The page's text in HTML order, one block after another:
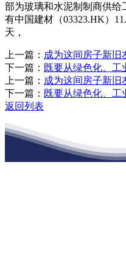
部为玻璃和水泥制制商供
有中国建材（03323.HK）
天，
上一篇： 成为这间房子新旧
下一篇： 既要从绿色化、工
上一篇： 成为这间房子新旧
下一篇： 既要从绿色化、工
返回列表